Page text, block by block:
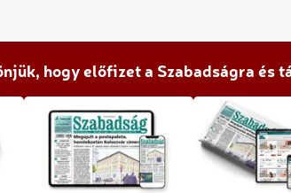
hogy előfizet a Szabadságra és